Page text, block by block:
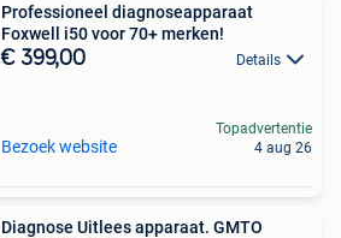
Professioneel diagnoseapparaat
Foxwell i50 voor 70+ merken!
€ 399,00 Details
Bezoek website
Topadvertentie
4 aug 26
Diagnose Uitlees apparaat. GMTO